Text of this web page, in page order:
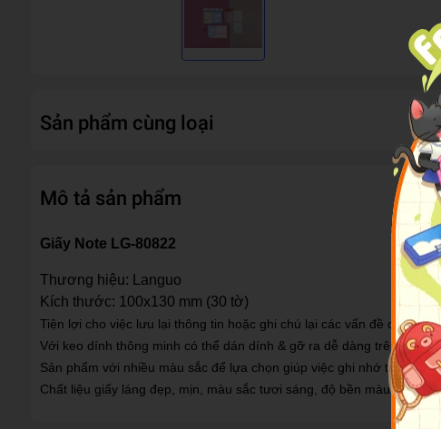
Sản phẩm cùng loại
Mô tả sản phẩm
Giấy Note LG-80822
Thương hiệu: Languo
Kích thước: 100x130 mm (30 tờ)
Tiện lợi cho việc lưu lại thông tin hoặc ghi chú lại các vấn đề cần
Với keo dính thông minh có thể dán dính & gỡ ra dễ dàng trên mọi
Sản phẩm với nhiều màu sắc để lựa chọn giúp việc ghi nhớ trở nên
Chất liệu giấy láng đẹp, mịn, màu sắc tươi sáng, độ bền màu cao